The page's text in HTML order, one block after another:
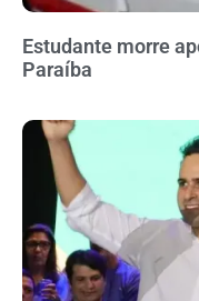
Estudante morre
Paraíba